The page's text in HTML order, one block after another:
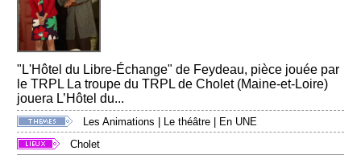
"L'Hôtel du Libre-Échange" de Feydeau, pièce jouée par
le TRPL La troupe du TRPL de Cholet (Maine-et-Loire)
jouera L’Hôtel du...
Les Animations Le théâtre
En UNE
Cholet